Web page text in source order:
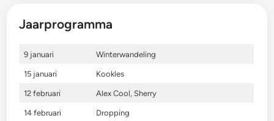
Jaarprogramma
9 januari Winterwandeling
15 januari Kookles
12 februari Alex Cool, Sherry
14 februari Dropping